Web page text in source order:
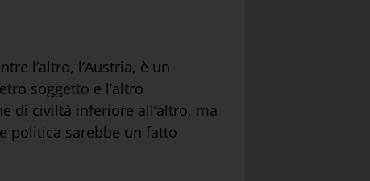
l’altro, l’Austria, è un
soggetto e l’altro
di civiltà inferiore all’altro, ma
politica sarebbe un fatto